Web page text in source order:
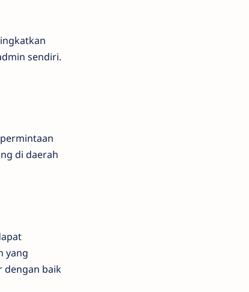
sendiri.
di daerah
yang
dengan baik